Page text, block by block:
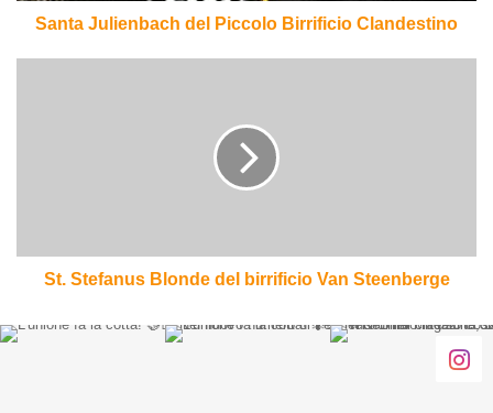
Santa Julienbach del Piccolo Birrificio Clandestino
St. Stefanus Blonde del birrificio Van Steenberge